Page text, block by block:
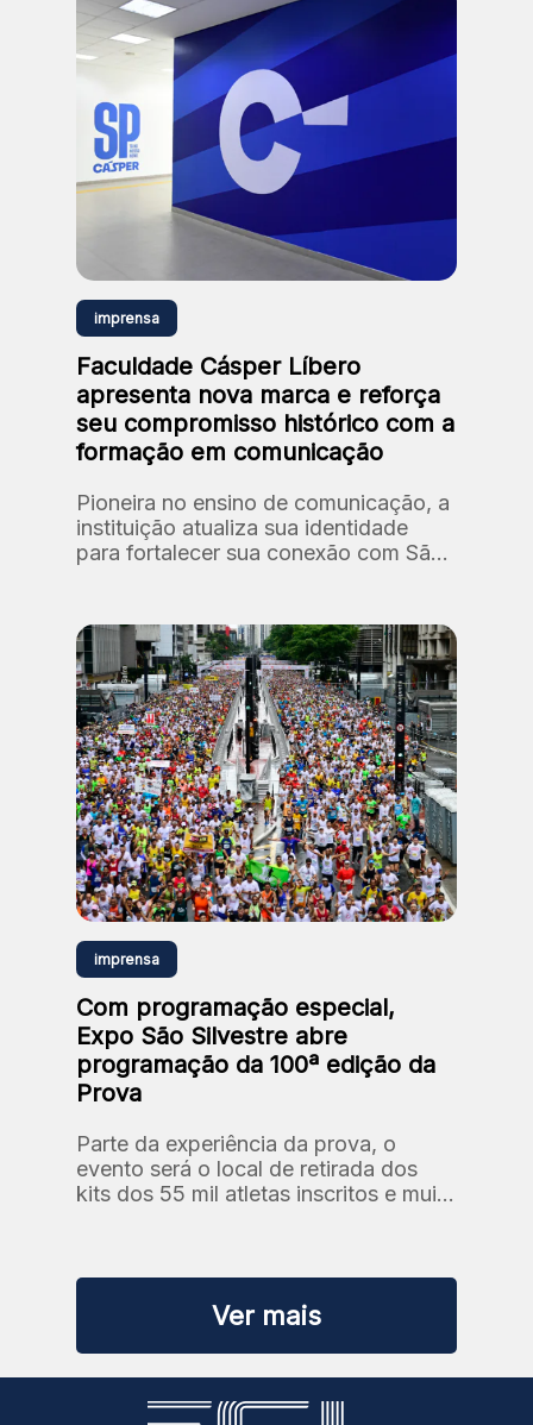
imprensa
Faculdade Cásper Líbero
apresenta nova marca e reforça
seu compromisso histórico com a
formação em comunicação
Pioneira no ensino de comunicação, a
instituição atualiza sua identidade
para fortalecer sua conexão com São
imprensa
Com programação especial,
Expo São Silvestre abre
programação da 100ª edição da
Prova
Parte da experiência da prova, o
evento será o local de retirada dos
kits dos 55 mil atletas inscritos e muito
Ver mais